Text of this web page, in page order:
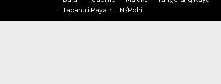
Tapanuli Raya
TNI/Polri